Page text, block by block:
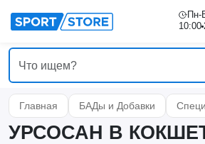
Пн-
10:00
Главная БАДы и Добавки
УРСОСАН В